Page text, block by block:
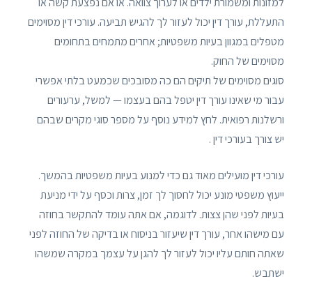
התעללת, עורך דין יכול לעזור לך להגיש תביעה. עורכי דין מסוימים
מטפלים במגוון בעיות משפטיות; אחרים מתמחים בתחומים
מסוימים של החוק.
סוגים מסוימים של תיקים הם כה מסובכים שכמעט בלתי אפשרי
עבור מי שאינו עורך דין יטפל בהם בעצמו — למשל, ערעורים
ורשלנות רפואית. לחץ למידע נוסף על מספר סוגי מקרים שבהם
יש צורך בעורכי דין .
עורכי דין מועילים מאוד גם כדי למנוע בעיות משפטיות בהמשך.
ייעוץ משפטי מונע יכול לחסוך לך זמן, צרות וכסף על ידי מניעת
בעיות לפני שהן צצות. לדוגמה, אם אתה עומד להתקשר בחוזה
עם מישהו אחר, עורך דין שיעזור בניסוח או בדיקה של החוזה לפני
שאתה חותם עליו יכול לעזור לך להגן על עצמך במקרה שמשהו
ישתבש.